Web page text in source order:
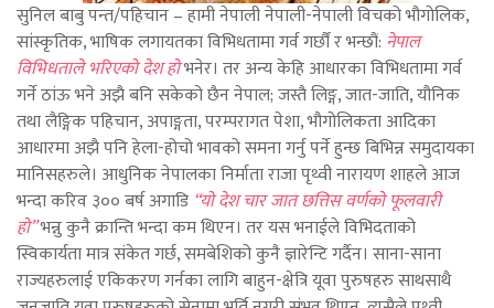
सुनिल बाबु पन्त/पहिचान – हामी नेपाली नेपाली-नेपाली विचको भौगोलिक,
सांस्कृतिक, भाषिक लगायतका विभिधतामा गर्व गर्छौं र भन्छौं: नेपाल
विभिधताले भरिएको देश होभनेर। तर अन्य केहि आधारका विभिधतामा गर्व
गर्ने ठांऊ भने अझै बनि सकेको छैन नेपाल; जस्तै लिङ्ग, जात-जाति, यौनिक
तथा लैङ्गिक पहिचान, अपाङ्गता, परम्परागत पेशा, भौगोलिकता आदिका
आधारमा अझै पनि हेला-होचो भावको समना गर्नु पर्ने हुन्छ बिभिन्न समुदायका
मानिसहरुले। आधुनिक नेपालका निर्माता राजा पृथ्वी नारायण शाहले आज
भन्दा करिव ३०० बर्ष अगाडि “यो देश चार जात छत्तिस वर्णको फूलवारी
हो”भन्नु कुनै क्रान्ति भन्दा कम थिएन। तर यस भनाईले विभिदताको
स्विकार्यता मात्र संकेत गर्छ, समबेशिको कुनै ज्ञारेन्टि गर्दैन। साना-साना
राज्यहरुलाई एकिकरण गर्नका लागि बाहुन-क्षेत्रि यूवा पुरुषहरु साथसाथै